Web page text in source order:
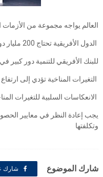
العالم يواجه مجموعة من
الدول الأفريقية تحتاج 200 مليار دولار سنويا لتحقيق أهداف التنمية المستدامة
للبنك الأفريقي للتنمية دور كبير
التغيرات المناخية تؤدي إلى
الانعكاسات السلبية للتغيرات
يجب إعادة النظر في معايير
وتكلفتها
شارك الموضوع شارك